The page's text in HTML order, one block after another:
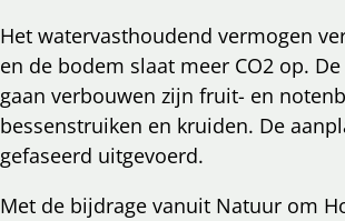
Het watervasthoudend vermogen
en de bodem slaat meer CO2 op.
gaan verbouwen zijn fruit- en
bessenstruiken en kruiden. De
gefaseerd uitgevoerd.
Met de bijdrage vanuit Natuur om